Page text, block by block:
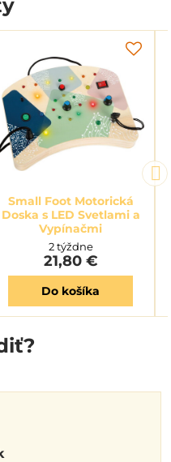
Small Foot Motorická
Doska s LED Svetlami a
Vypínačmi
2 týždne
21,80 €
Do košíka